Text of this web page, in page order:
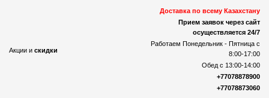
Акции и скидки
Доставка по всему Казахстану
Прием заявок через сайт
осуществляется 24/7
Работаем Понедельник - Пятница с
8:00-17:00
Обед с 13:00-14:00
+77078878900
+77078873060